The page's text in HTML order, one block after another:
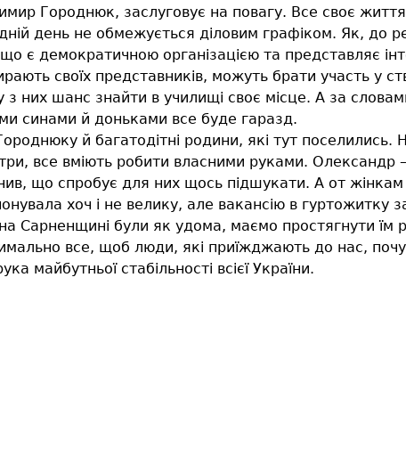
Городнюк, заслуговує на повагу. Все своє
день не обмежується діловим графіком. Як, до
є демократичною організацією та представляє
своїх представників, можуть брати участь у
з них шанс знайти в училищі своє місце. А за
синами й доньками все буде гаразд.
й багатодітні родини, які тут поселились.
все вміють робити власними руками. Олександр
що спробує для них щось підшукати. А от
хоч і не велику, але вакансію в гуртожитку
Сарненщині були як удома, маємо простягнути
все, щоб люди, які приїжджають до нас,
майбутньої стабільності всієї України.